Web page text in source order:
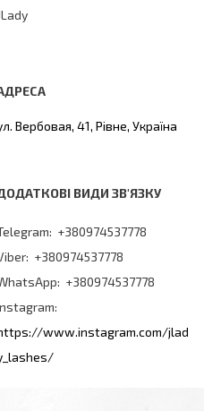
Вербовая, 41, Рівне, Україна
+380974537778
+380974537778
+380974537778
www.instagram.com/jlad